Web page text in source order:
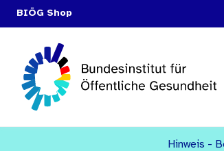
BIÖG Shop
Hinweis -